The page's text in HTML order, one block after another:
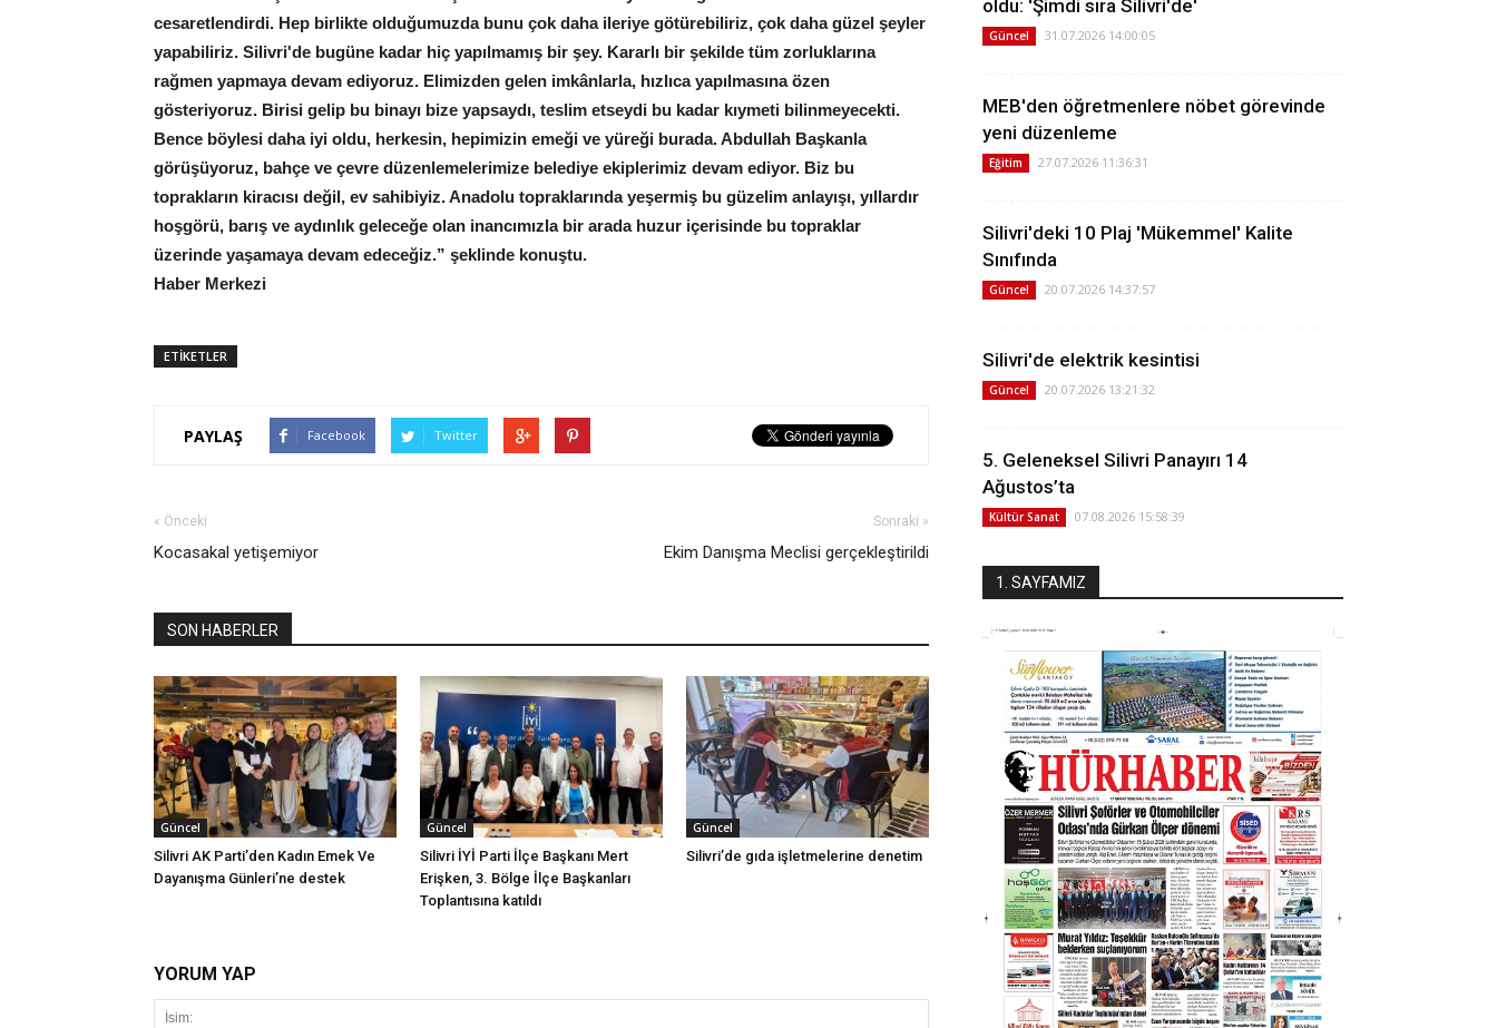
cesaretlendirdi. Hep birlikte olduğumuzda bunu çok daha ileriye götürebiliriz, çok daha güzel şeyler
yapabiliriz. Silivri'de bugüne kadar hiç yapılmamış bir şey. Kararlı bir şekilde tüm zorluklarına
rağmen yapmaya devam ediyoruz. Elimizden gelen imkânlarla, hızlıca yapılmasına özen
gösteriyoruz. Birisi gelip bu binayı bize yapsaydı, teslim etseydi bu kadar kıymeti bilinmeyecekti.
Bence böylesi daha iyi oldu, herkesin, hepimizin emeği ve yüreği burada. Abdullah Başkanla
görüşüyoruz, bahçe ve çevre düzenlemelerimize belediye ekiplerimiz devam ediyor. Biz bu
toprakların kiracısı değil, ev sahibiyiz. Anadolu topraklarında yeşermiş bu güzelim anlayışı, yıllardır
hoşgörü, barış ve aydınlık geleceğe olan inancımızla bir arada huzur içerisinde bu topraklar
üzerinde yaşamaya devam edeceğiz.” şeklinde konuştu.
Haber Merkezi
ETİKETLER
PAYLAŞ Facebook Twitter
« Önceki
Kocasakal yetişemiyor
Sonraki »
Ekim Danışma Meclisi gerçekleştirildi
SON HABERLER
Güncel
Silivri AK Parti’den Kadın Emek Ve
Dayanışma Günleri’ne destek
Güncel
Silivri İYİ Parti İlçe Başkanı Mert
Erişken, 3. Bölge İlçe Başkanları
Toplantısına katıldı
Güncel
Silivri’de gıda işletmelerine denetim
YORUM YAP
oldu: 'Şimdi sıra Silivri'de'
Güncel 31.07.2026 14:00:05
MEB'den öğretmenlere nöbet görevinde
yeni düzenleme
Eğitim 27.07.2026 11:36:31
Silivri'deki 10 Plaj 'Mükemmel' Kalite
Sınıfında
Güncel 20.07.2026 14:37:57
Silivri'de elektrik kesintisi
Güncel 20.07.2026 13:21:32
5. Geleneksel Silivri Panayırı 14
Ağustos’ta
Kültür Sanat 07.08.2026 15:58:39
1. SAYFAMIZ